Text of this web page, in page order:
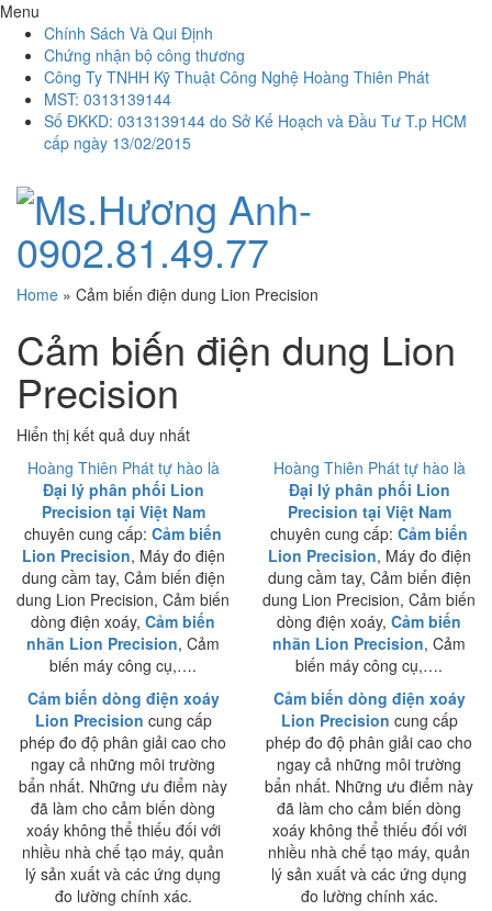
Menu
Chính Sách Và Qui Định
Chứng nhận bộ công thương
Công Ty TNHH Kỹ Thuật Công Nghệ Hoàng Thiên Phát
MST: 0313139144
Số ĐKKD: 0313139144 do Sở Kế Hoạch và Đầu Tư T.p HCM
cấp ngày 13/02/2015
Home » Cảm biến điện dung Lion Precision
Cảm biến điện dung Lion
Precision
Hiển thị kết quả duy nhất
Hoàng Thiên Phát tự hào là
Đại lý phân phối Lion
Precision tại Việt Nam
chuyên cung cấp: Cảm biến
Lion Precision, Máy đo điện
dung cầm tay, Cảm biến điện
dung Lion Precision, Cảm biến
dòng điện xoáy, Cảm biến
nhãn Lion Precision, Cảm
biến máy công cụ,….
Cảm biến dòng điện xoáy
Lion Precision cung cấp
phép đo độ phân giải cao cho
ngay cả những môi trường
bẩn nhất. Những ưu điểm này
đã làm cho cảm biến dòng
xoáy không thể thiếu đối với
nhiều nhà chế tạo máy, quản
lý sản xuất và các ứng dụng
đo lường chính xác.
Hoàng Thiên Phát tự hào là
Đại lý phân phối Lion
Precision tại Việt Nam
chuyên cung cấp: Cảm biến
Lion Precision, Máy đo điện
dung cầm tay, Cảm biến điện
dung Lion Precision, Cảm biến
dòng điện xoáy, Cảm biến
nhãn Lion Precision, Cảm
biến máy công cụ,….
Cảm biến dòng điện xoáy
Lion Precision cung cấp
phép đo độ phân giải cao cho
ngay cả những môi trường
bẩn nhất. Những ưu điểm này
đã làm cho cảm biến dòng
xoáy không thể thiếu đối với
nhiều nhà chế tạo máy, quản
lý sản xuất và các ứng dụng
đo lường chính xác.